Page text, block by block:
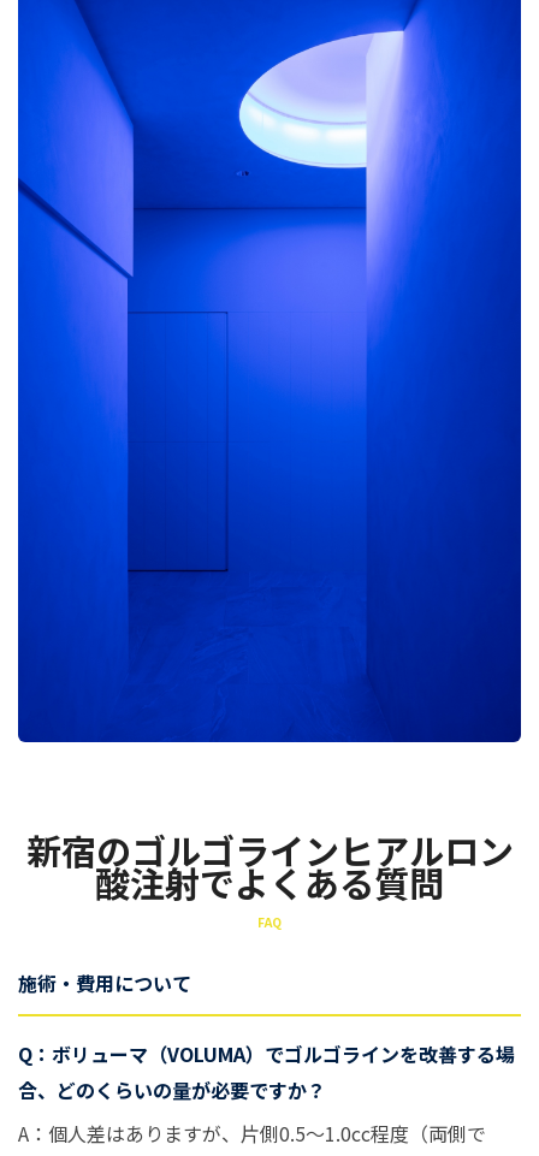
新宿のゴルゴラインヒアルロン
酸注射でよくある質問
FAQ
施術・費用について
Q：ボリューマ（VOLUMA）でゴルゴラインを改善する場
合、どのくらいの量が必要ですか？
A：個人差はありますが、片側0.5〜1.0cc程度（両側で